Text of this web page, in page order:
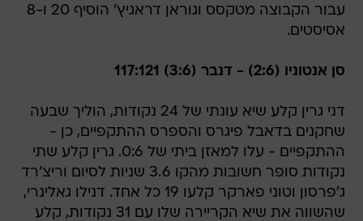
עבור הקבוצה מטקסס וגוראן דראגיץ' הוסיף 20 ו-8
אסיסטים.
סן אנטוניו (2:6) - דנבר (3:6) 117:121
דני גרין קלע שיא עונתי של 24 נקודות, הוליך שבעה
שחקנים בדאבל פיגרס והספרס ההתקפיים, כן -
ההתקפיים - עלו למאזן ביתי של 0:6. גרין קלע שתי
נקודות סופר חשובות מהקו 3.6 שניות לסיום וריצ'רד
ג'פרסון וטוני פארקר קלעו 19 כל אחד. דנילו גאלינרי,
שהשווה את שיא הקריירה שלו עם 31 נקודות, קלע